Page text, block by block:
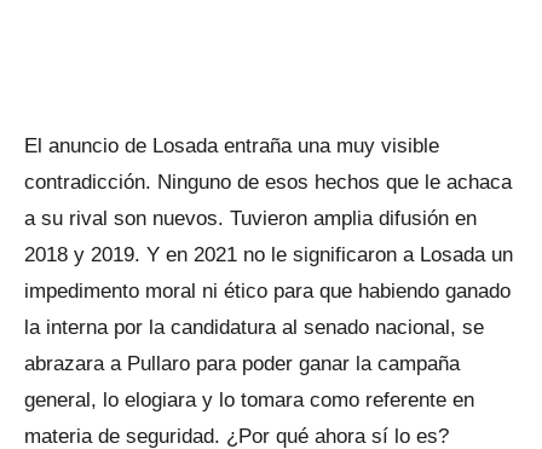
El anuncio de Losada entraña una muy visible
contradicción. Ninguno de esos hechos que le achaca
a su rival son nuevos. Tuvieron amplia difusión en
2018 y 2019. Y en 2021 no le significaron a Losada un
impedimento moral ni ético para que habiendo ganado
la interna por la candidatura al senado nacional, se
abrazara a Pullaro para poder ganar la campaña
general, lo elogiara y lo tomara como referente en
materia de seguridad. ¿Por qué ahora sí lo es?